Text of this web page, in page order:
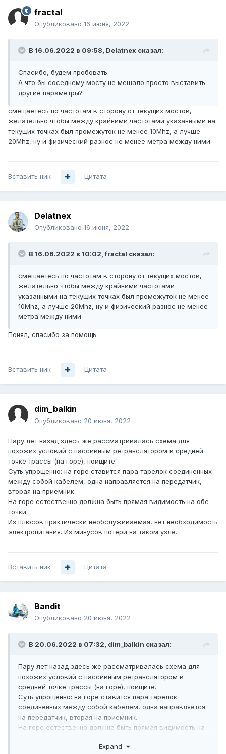
fractal
Опубликовано 16 июня, 2022
В 16.06.2022 в 09:58, Delatnex сказал:
Спасибо, будем пробовать.
А что бы соседнему мосту не мешало просто выставить
другие параметры?
смещаетесь по частотам в сторону от текущих мостов,
желательно чтобы между крайними частотами указанными на
текущих точках был промежуток не менее 10Mhz, а лучше
20Mhz, ну и физический разнос не менее метра между ними
Вставить ник Цитата
Delatnex
Опубликовано 16 июня, 2022
В 16.06.2022 в 10:02,fractal сказал:
смещаетесь по частотам в сторону от текущих мостов,
желательно чтобы между крайними частотами
указанными на текущих точках был промежуток не менее
10Mhz, а лучше 20Mhz, ну и физический разнос не менее
метра между ними
Понял, спасибо за помощь
Вставить ник Цитата
dim_balkin
Опубликовано 20 июня, 2022
Пару лет назад здесь же рассматривалась схема для
похожих условий с пассивным ретранслятором в средней
точке трассы (на горе), поищите.
Суть упрощенно: на горе ставится пара тарелок соединенных
между собой кабелем, одна направляется на передатчик,
вторая на приемник.
На горе естественно должна быть прямая видимость на обе
точки.
Из плюсов практически необслуживаемая, нет необходимость
электропитания. Из минусов потери на таком узле.
Вставить ник Цитата
Bandit
Опубликовано 20 июня, 2022
В 20.06.2022 в 07:32, dim_balkin сказал:
Пару лет назад здесь же рассматривалась схема для
похожих условий с пассивным ретранслятором в
средней точке трассы (на горе), поищите.
Суть упрощенно: на горе ставится пара тарелок
соединенных между собой кабелем, одна направляется
на передатчик, вторая на приемник.
На горе естественно должна быть прямая видимость на
Из плюсов практически необслуживаемая, нет
Expand